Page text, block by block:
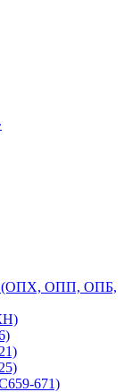
(ОПХ, ОПП, ОПБ,
671)